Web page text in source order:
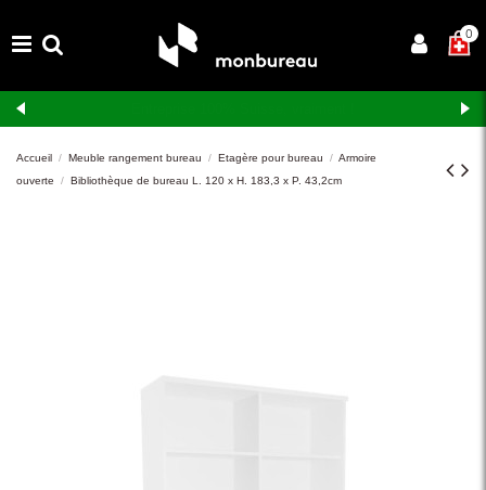
×0
Accueil Meuble rangement bureau Etagère pour bureau
Armoire
ouverte
Bibliothèque de bureau L. 120 x H. 183,3 x P. 43,2cm